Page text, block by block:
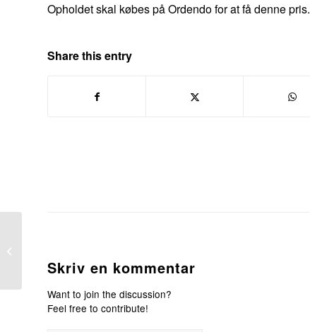
Opholdet skal købes på Ordendo for at få denne pris.
Share this entry
Skriv en kommentar
Want to join the discussion?
Feel free to contribute!